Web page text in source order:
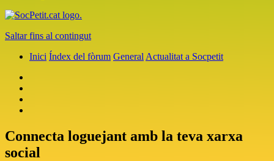
Saltar fins al contingut
Inici Índex del fòrum General Actualitat a Socpetit
Connecta loguejant amb la teva xarxa
social